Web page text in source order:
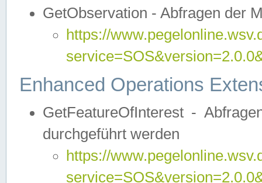
GetObservation - Abfragen der
https://
Enhanced Operations
GetFeatureOfInterest -
durchgeführt werden
https://